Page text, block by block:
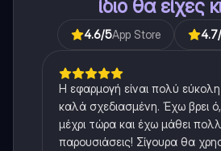
ίδιο θα είχες
4.6/5App Store 4.7
Η εφαρμογή είναι πολύ
καλά σχεδιασμένη. Έχω βρει
μέχρι τώρα και έχω μάθει
παρουσιάσεις! Σίγουρα θα